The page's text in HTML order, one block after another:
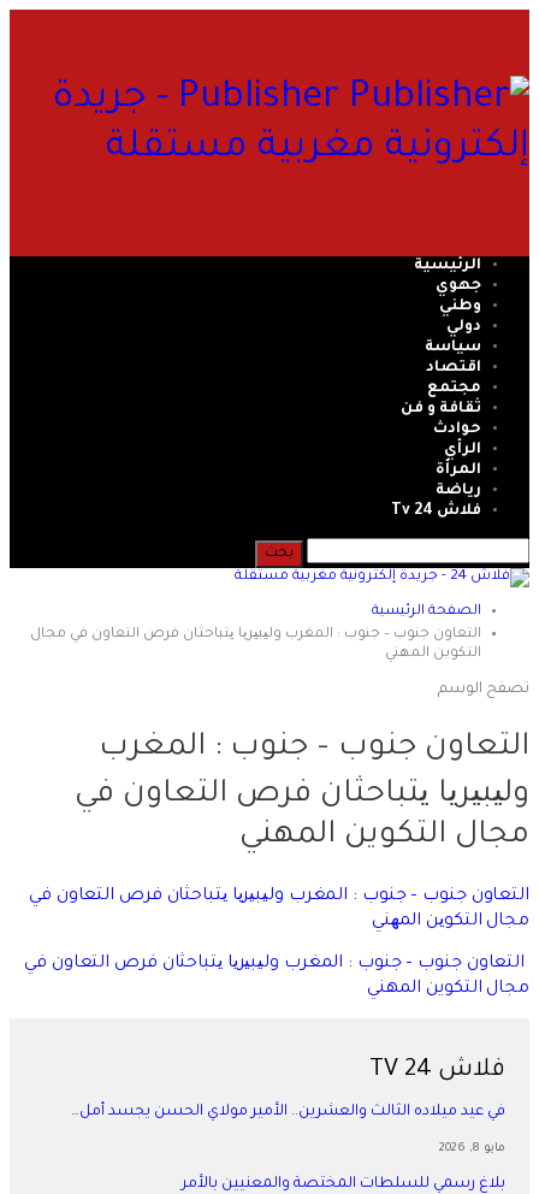
Publisher - جريدة
إلكترونية مغربية مستقلة
الرئيسية
جهوي
وطني
دولي
سياسة
اقتصاد
مجتمع
ثقافة و فن
حوادث
الرأي
المرأة
رياضة
فلاش 24 Tv
الصفحة الرئيسية
التعاون جنوب – جنوب : المغرب ولیبیریا یتباحثان فرص التعاون في مجال
التكوين المهني
تصفح الوسم
التعاون جنوب – جنوب : المغرب
ولیبیریا یتباحثان فرص التعاون في
مجال التكوين المهني
التعاون جنوب – جنوب : المغرب ولیبیریا یتباحثان فرص التعاون في
مجال التكوین المھني
التعاون جنوب – جنوب : المغرب ولیبیریا یتباحثان فرص التعاون في
مجال التكوين المهني
فلاش 24 TV
في عيد ميلاده الثالث والعشرين.. الأمير مولاي الحسن يجسد أمل…
مايو 8, 2026
بلاغ رسمي للسلطات المختصة والمعنيين بالأمر